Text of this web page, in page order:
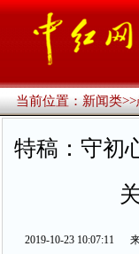
当前位置：新闻类>>
特稿：守初
2019-10-23 10:07:11